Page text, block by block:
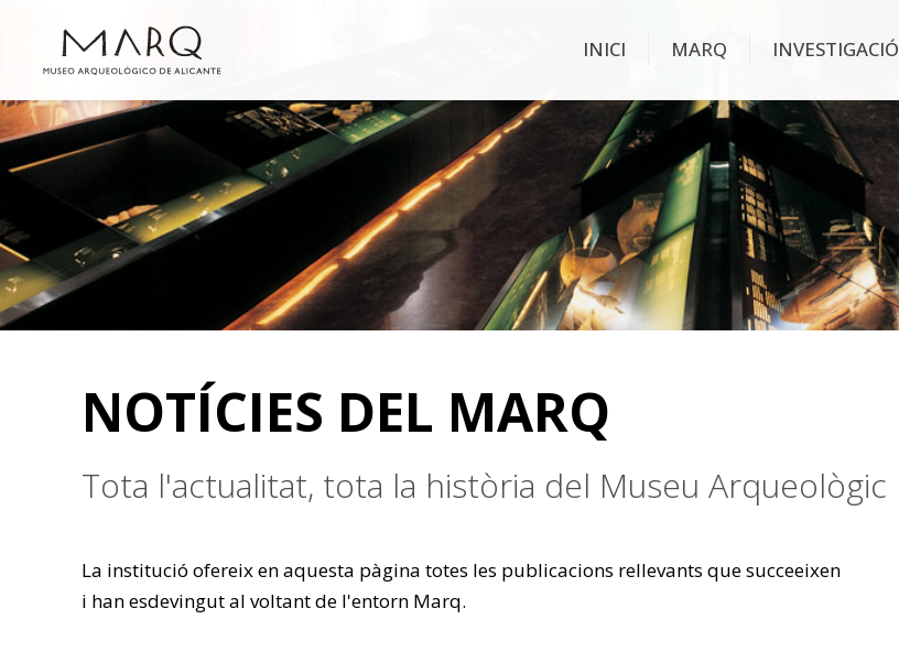
INICI MARQ INVESTIGACIÓ
NOTÍCIES DEL MARQ
Tota l'actualitat, tota la història del Museu Arqueològic
La institució ofereix en aquesta pàgina totes les publicacions rellevants que succeeixen
i han esdevingut al voltant de l'entorn Marq.